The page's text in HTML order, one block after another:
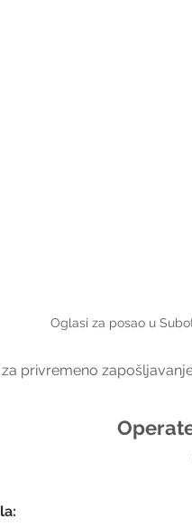
Oglasi za posao u
privremeno